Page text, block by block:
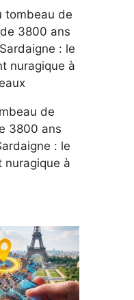
de
3800 ans
: le
nuragique à